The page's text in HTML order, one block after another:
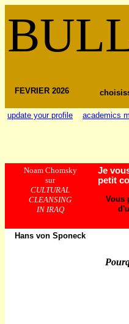
FEVRIER 2026
update your profile academics
Noam Chomsky
sur
CULTURAL
CLEANSING
IN IRAQ
Je
petit
Vous
Hans von Sponeck